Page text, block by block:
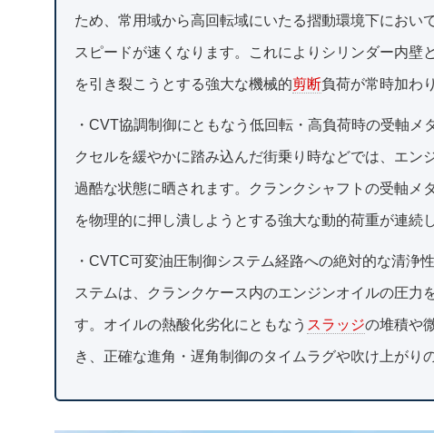
ため、常用域から高回転域にいたる摺動環境下におい
スピードが速くなります。これによりシリンダー内
を引き裂こうとする強大な機械的剪断負荷が常時加わ
・CVT協調制御にともなう低回転・高負荷時の受軸
クセルを緩やかに踏み込んだ街乗り時などでは、エン
過酷な状態に晒されます。クランクシャフトの受軸メ
を物理的に押し潰しようとする強大な動的荷重が連続
・CVTC可変油圧制御システム経路への絶対的な清浄
ステムは、クランクケース内のエンジンオイルの圧力
す。オイルの熱酸化劣化にともなう スラッジの堆積や
き、正確な進角・遅角制御のタイムラグや吹け上がり